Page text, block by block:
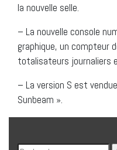
la nouvelle selle.
– La nouvelle console
graphique, un compteur
totalisateurs journaliers
– La version S est
Sunbeam ».